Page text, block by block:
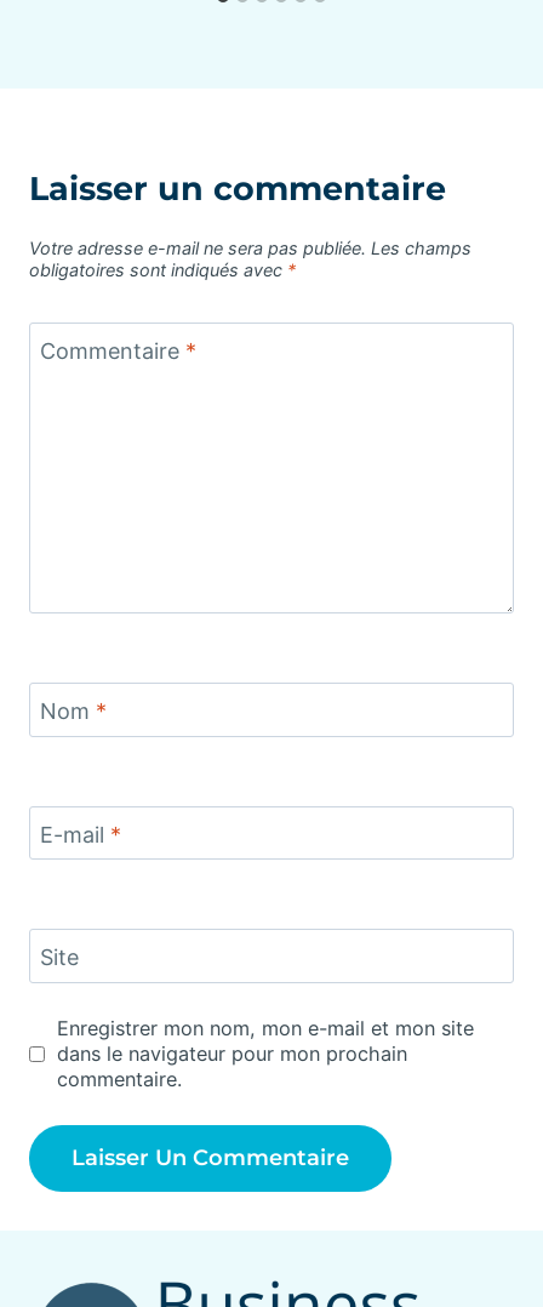
Laisser un commentaire
Votre adresse e-mail ne sera pas publiée. Les champs
obligatoires sont indiqués avec *
Commentaire *
Nom *
E-mail *
Site
Enregistrer mon nom, mon e-mail et mon site
dans le navigateur pour mon prochain
commentaire.